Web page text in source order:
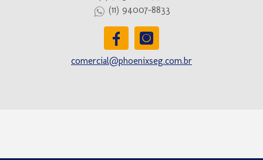
(11) 94007-8833
comercial@phoenixseg.com.br